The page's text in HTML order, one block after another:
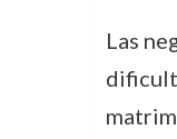
Las